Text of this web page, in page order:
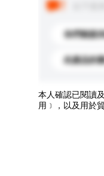
你們能提
此產品的
本人確認已閱讀
用﹞，以及用於